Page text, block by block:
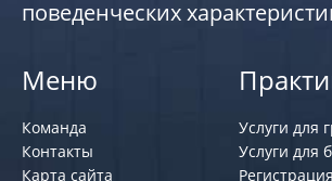
поведенческих
Меню
Команда
Контакты
Карта сайта
Услуги для
Услуги для